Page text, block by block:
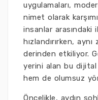
uygulamaları,
nimet olarak
insanlar arasındaki
hızlandırırken,
derinden etkiliyor.
yerini alan bu
hem de olumsuz
Öncelikle, aydın